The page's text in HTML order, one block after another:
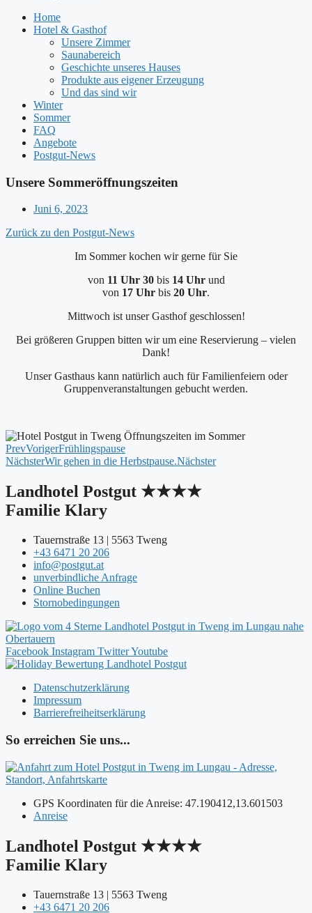
Home
Hotel & Gasthof
Unsere Zimmer
Saunabereich
Geschichte unseres Hauses
Produkte aus eigener Erzeugung
Und das sind wir
Winter
Sommer
FAQ
Angebote
Postgut-News
Unsere Sommeröffnungszeiten
Juni 6, 2023
Zurück zu den Postgut-News
Im Sommer kochen wir gerne für Sie
von 11 Uhr 30bis 14 Uhrund
von 17 Uhr bis 20 Uhr.
Mittwoch ist unser Gasthof geschlossen!
Bei größeren Gruppen bitten wir um eine Reservierung – vielen
Dank!
Unser Gasthaus kann natürlich auch für Familienfeiern oder
Gruppenveranstaltungen gebucht werden.
PrevVorigerFrühlingspause
NächsterWir gehen in die Herbstpause.Nächster
Landhotel Postgut ★★★★
Familie Klary
Tauernstraße 13 | 5563 Tweng
+43 6471 20 206
info@postgut.at
unverbindliche Anfrage
Online Buchen
Stornobedingungen
Facebook Instagram TwitterYoutube
Datenschutzerklärung
Impressum
Barrierefreiheitserklärung
So erreichen Sie uns...
GPS Koordinaten für die Anreise: 47.190412,13.601503
Anreise
Landhotel Postgut ★★★★
Familie Klary
Tauernstraße 13 | 5563 Tweng
+43 6471 20 206